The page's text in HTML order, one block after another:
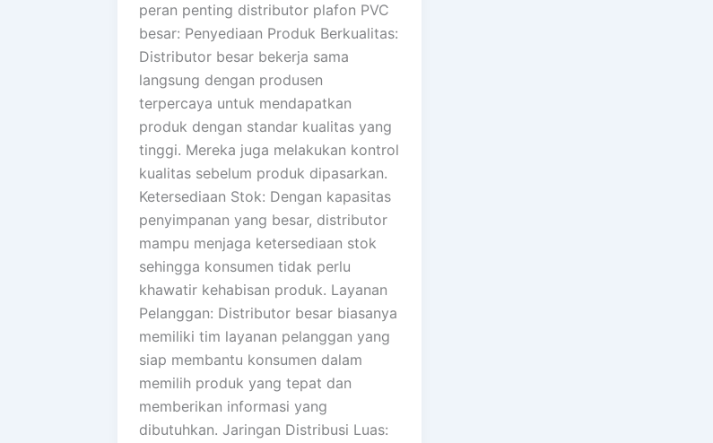
peran penting distributor plafon PVC
besar: Penyediaan Produk Berkualitas:
Distributor besar bekerja sama
langsung dengan produsen
terpercaya untuk mendapatkan
produk dengan standar kualitas yang
tinggi. Mereka juga melakukan kontrol
kualitas sebelum produk dipasarkan.
Ketersediaan Stok: Dengan kapasitas
penyimpanan yang besar, distributor
mampu menjaga ketersediaan stok
sehingga konsumen tidak perlu
khawatir kehabisan produk. Layanan
Pelanggan: Distributor besar biasanya
memiliki tim layanan pelanggan yang
siap membantu konsumen dalam
memilih produk yang tepat dan
memberikan informasi yang
dibutuhkan. Jaringan Distribusi Luas: